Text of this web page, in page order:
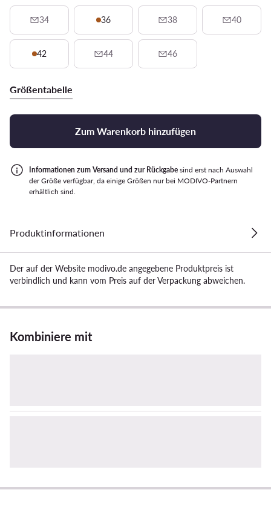
34 36 38 40
42 44 46
Größentabelle
Zum Warenkorb hinzufügen
Informationen zum Versand und zur Rückgabe sind erst nach Auswahl
der Größe verfügbar, da einige Größen nur bei MODIVO-Partnern
erhältlich sind.
Produktinformationen
Der auf der Website modivo.de angegebene Produktpreis ist
verbindlich und kann vom Preis auf der Verpackung abweichen.
Kombiniere mit